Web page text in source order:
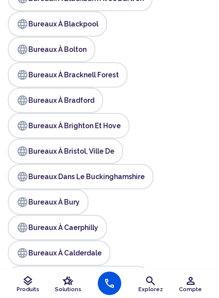
layers
Produits
hotel_class
Solutions call search
Explorez
person
Compte
language Bureaux À Blackpool
language Bureaux À Bolton
language Bureaux À Bracknell Forest
language Bureaux À Bradford
language Bureaux À Brighton Et Hove
language Bureaux À Bristol, Ville De
language Bureaux Dans Le Buckinghamshire
language Bureaux À Bury
language Bureaux À Caerphilly
language Bureaux À Calderdale
languageBureaux Dans Le Cambridgeshire